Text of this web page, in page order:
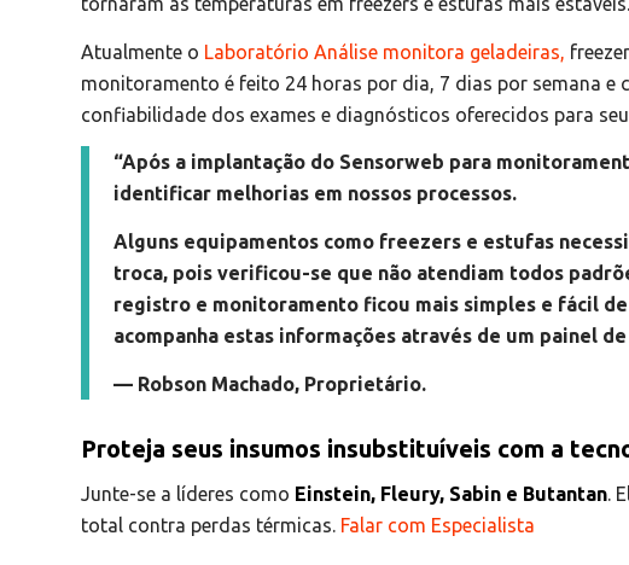
Atualmente o Laboratório Análise monitora geladeiras,
monitoramento é feito 24 horas por dia, 7 dias por semana e
confiabilidade dos exames e diagnósticos oferecidos para
“Após a implantação do Sensorweb para
identificar melhorias em nossos processos.
Alguns equipamentos como freezers e estufas
troca, pois verificou-se que não atendiam todos
registro e monitoramento ficou mais simples e fácil
acompanha estas informações através de um painel
— Robson Machado, Proprietário.
Proteja seus insumos insubstituíveis com a
Junte-se a líderes como Einstein, Fleury, Sabin e Butantan.
total contra perdas térmicas. Falar com Especialista